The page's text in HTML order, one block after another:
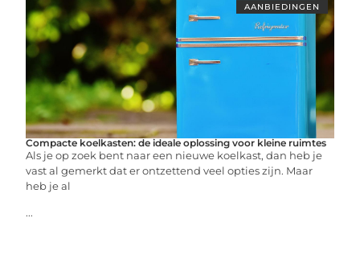
AANBIEDINGEN
Compacte koelkasten: de ideale oplossing voor kleine ruimtes
Als je op zoek bent naar een nieuwe koelkast, dan heb je
vast al gemerkt dat er ontzettend veel opties zijn. Maar
heb je al
...